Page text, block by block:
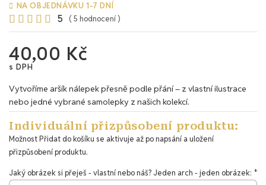
NA OBJEDNÁVKU 1-7 DNÍ
     5 ( 5 hodnocení )
40,00 Kč
s DPH
Vytvoříme aršík nálepek přesně podle přání – z vlastní ilustrace
nebo jedné vybrané samolepky z našich kolekcí.
Individuální přizpůsobení produktu:
Možnost Přidat do košíku se aktivuje až po napsání a uložení
přizpůsobení produktu.
Jaký obrázek si přeješ - vlastní nebo náš? Jeden arch - jeden obrázek: